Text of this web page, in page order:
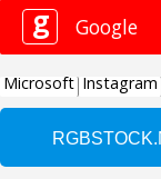
g Google
Microsoft Instagram